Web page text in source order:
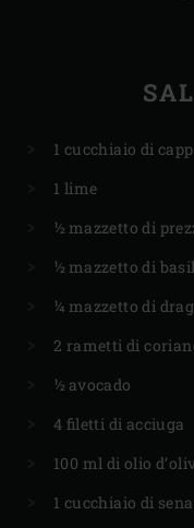
1 cucchiaio di
1 lime
½ mazzetto di
½ mazzetto di
¼ mazzetto di
2 rametti di
½ avocado
4 filetti di acciuga
100 ml di olio
1 cucchiaio di